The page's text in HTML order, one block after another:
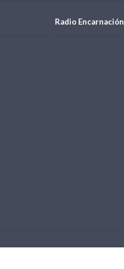
Radio Encarnación